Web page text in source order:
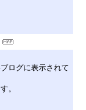
ログに表示されて
。